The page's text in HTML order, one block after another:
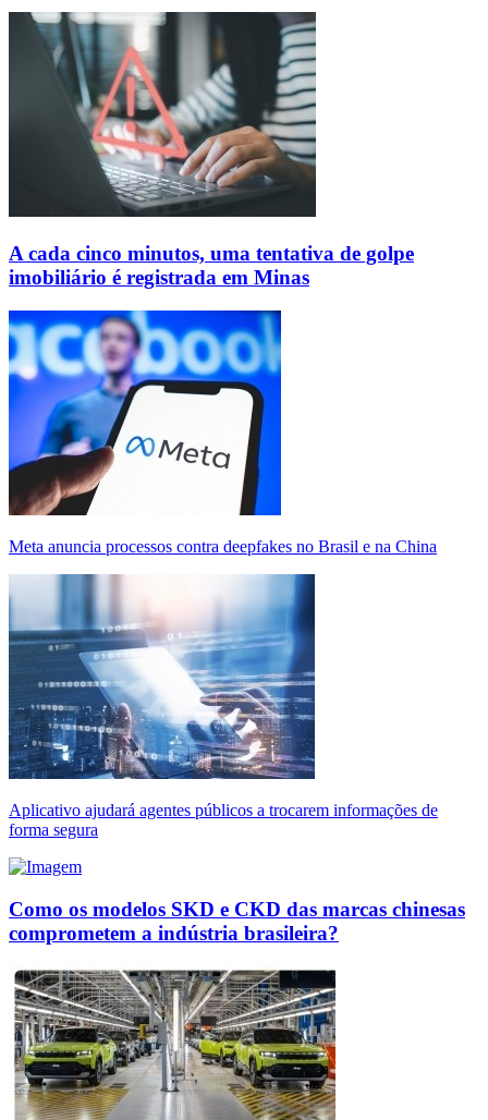
A cada cinco minutos, uma tentativa de golpe
imobiliário é registrada em Minas
Meta anuncia processos contra deepfakes no Brasil e na China
Aplicativo ajudará agentes públicos a trocarem informações de
forma segura
Como os modelos SKD e CKD das marcas chinesas
comprometem a indústria brasileira?